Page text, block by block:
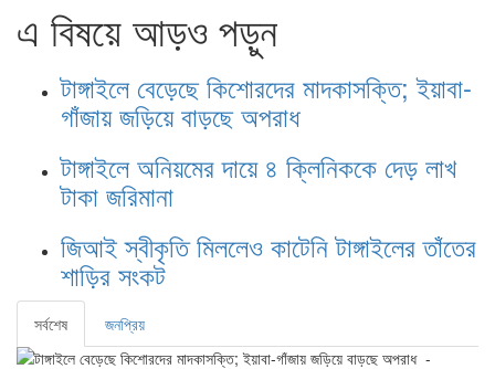
এ বিষয়ে আড়ও পড়ুন
টাঙ্গাইলে বেড়েছে কিশোরদের মাদকাসক্তি; ইয়াবা-
গাঁজায় জড়িয়ে বাড়ছে অপরাধ
টাঙ্গাইলে অনিয়মের দায়ে ৪ ক্লিনিককে দেড় লাখ
টাকা জরিমানা
জিআই স্বীকৃতি মিললেও কাটেনি টাঙ্গাইলের তাঁতের
শাড়ির সংকট
সর্বশেষ জনপ্রিয়